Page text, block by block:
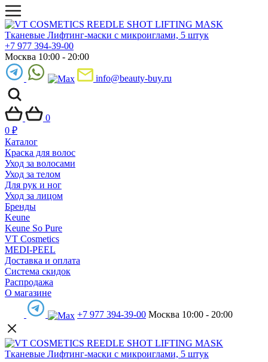
+7 977 394-39-00
Москва 10:00 - 20:00
info@beauty-buy.ru
0
0 ₽
Каталог
Краска для волос
Уход за волосами
Уход за телом
Для рук и ног
Уход за лицом
Бренды
Keune
Keune So Pure
VT Cosmetics
MEDI-PEEL
Доставка и оплата
Система скидок
Распродажа
О магазине
+7 977 394-39-00 Москва 10:00 - 20:00